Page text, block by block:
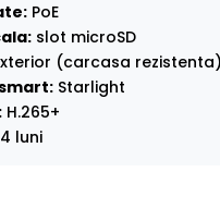
PoE
slot microSD
(carcasa rezistenta)
Starlight
H.265+
luni